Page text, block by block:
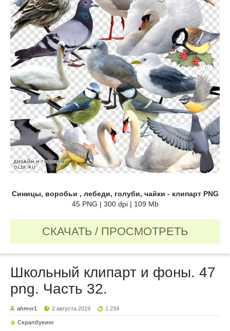
Синицы, воробьи , лебеди, голуби, чайки - клипарт PNG
45 PNG | 300 dpi | 109 Mb
СКАЧАТЬ / ПРОСМОТРЕТЬ
Школьный клипарт и фоны. 47
png. Часть 32.
ahmvr1 2 августа 2019 1 234
Скрапбукинг